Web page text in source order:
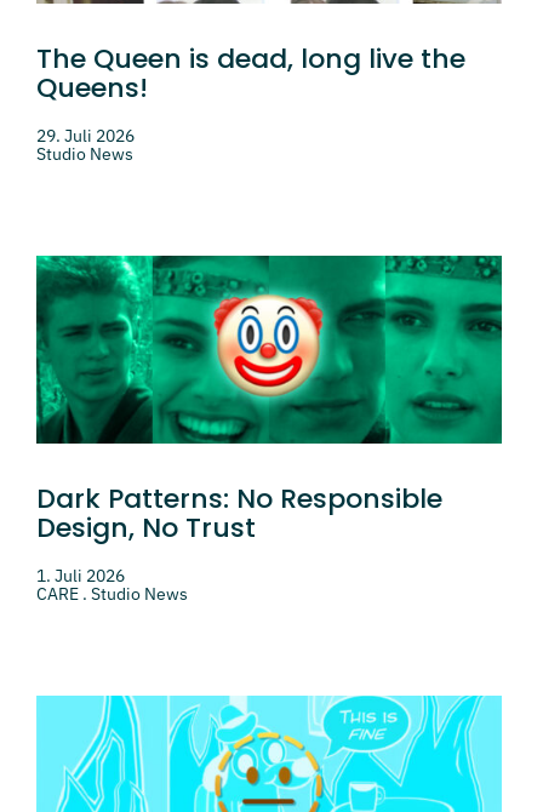
The Queen is dead, long live the
Queens!
29. Juli 2026
Studio News
Dark Patterns: No Responsible
Design, No Trust
1. Juli 2026
CARE . Studio News